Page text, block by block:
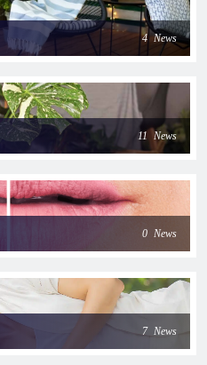
4 News
11 News
0 News
7 News